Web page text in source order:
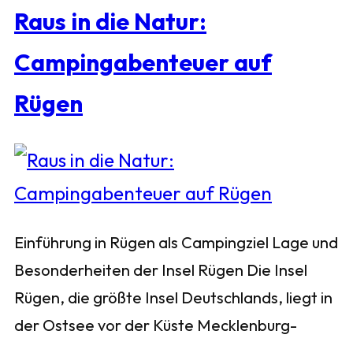
Raus in die Natur:
Campingabenteuer auf
Rügen
Einführung in Rügen als Campingziel Lage und
Besonderheiten der Insel Rügen Die Insel
Rügen, die größte Insel Deutschlands, liegt in
der Ostsee vor der Küste Mecklenburg-